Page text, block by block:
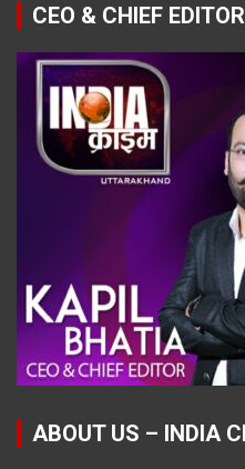
CEO & CHIEF EDITOR
ABOUT US – INDIA